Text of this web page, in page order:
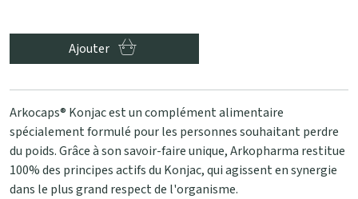
Ajouter
Arkocaps® Konjac est un complément alimentaire
spécialement formulé pour les personnes souhaitant perdre
du poids. Grâce à son savoir-faire unique, Arkopharma restitue
100% des principes actifs du Konjac, qui agissent en synergie
dans le plus grand respect de l'organisme.